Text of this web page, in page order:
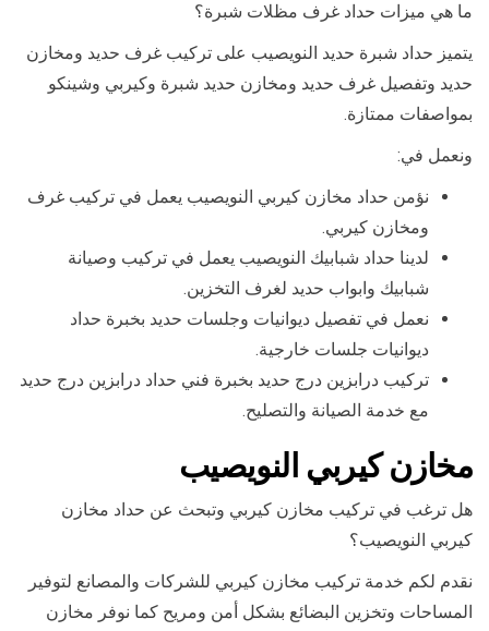
ما هي ميزات حداد غرف مظلات شبرة؟
يتميز حداد شبرة حديد النويصيب على تركيب غرف حديد ومخازن
حديد وتفصيل غرف حديد ومخازن حديد شبرة وكيربي وشينكو
بمواصفات ممتازة.
ونعمل في:
نؤمن حداد مخازن كيربي النويصيب يعمل في تركيب غرف
ومخازن كيربي.
لدينا حداد شبابيك النويصيب يعمل في تركيب وصيانة
شبابيك وابواب حديد لغرف التخزين.
نعمل في تفصيل ديوانيات وجلسات حديد بخبرة حداد
ديوانيات جلسات خارجية.
تركيب درابزين درج حديد بخبرة فني حداد درابزين درج حديد
مع خدمة الصيانة والتصليح.
مخازن كيربي النويصيب
هل ترغب في تركيب مخازن كيربي وتبحث عن حداد مخازن
كيربي النويصيب؟
نقدم لكم خدمة تركيب مخازن كيربي للشركات والمصانع لتوفير
المساحات وتخزين البضائع بشكل أمن ومريح كما نوفر مخازن